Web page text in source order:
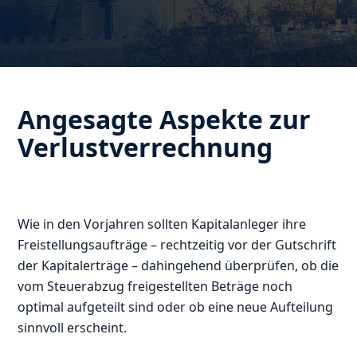
Angesagte Aspekte zur
Verlustverrechnung
Wie in den Vorjahren sollten Kapitalanleger ihre
Freistellungsaufträge – rechtzeitig vor der Gutschrift
der Kapitalerträge – dahingehend überprüfen, ob die
vom Steuerabzug freigestellten Beträge noch
optimal aufgeteilt sind oder ob eine neue Aufteilung
sinnvoll erscheint.